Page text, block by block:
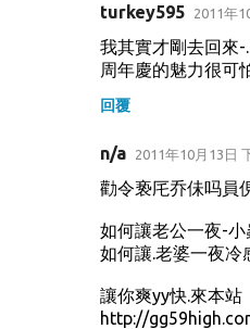
turkey595 2011年
我其實才剛去回來-
周年慶的魅力很可
回覆
n/a 2011年10月13日
勸令亵厇乔佅吗員
如何讓老公一夜-小
如何讓.老婆一夜冷
讓你爽yy快.來本站
http://